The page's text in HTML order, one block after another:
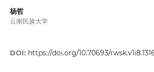
杨哲
云南民族大学
DOI: https://doi.org/10.70693/